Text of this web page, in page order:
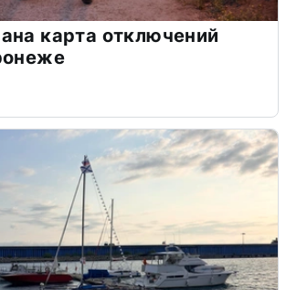
карта отключений